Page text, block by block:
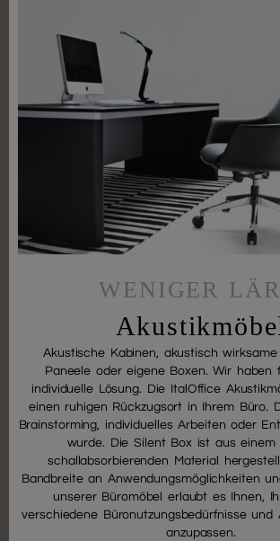
WENIGER
Akustische Kabinen, akustisch wirksame
Paneele oder eigene Boxen. Wir haben
individuelle Lösung. Die ItalOffice
einen ruhigen Rückzugsort in Ihrem Büro.
Brainstorming, individuelles Arbeiten oder
wurde. Die Silent Box ist aus einem
schallabsorbierenden Material
Bandbreite an Anwendungsmöglichkeiten
unserer Büromöbel erlaubt es Ihnen,
verschiedene Büronutzungsbedürfnisse und
anzupassen.